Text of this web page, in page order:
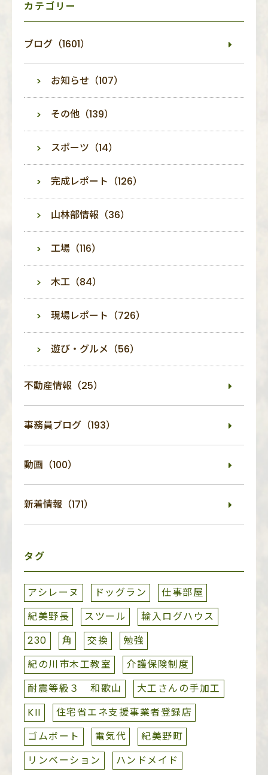
カテゴリー
ブログ（1601）
お知らせ（107）
その他（139）
スポーツ（14）
完成レポート（126）
山林部情報（36）
工場（116）
木工（84）
現場レポート（726）
遊び・グルメ（56）
不動産情報（25）
事務員ブログ（193）
動画（100）
新着情報（171）
タグ
アシレーヌ ドッグラン
仕事部屋
紀美野長
スツール
輸入ログハウス
230
角 交換
勉強
紀の川市木工教室
介護保険制度
耐震等級３ 和歌山
大工さんの手加工
KII
住宅省エネ支援事業者登録店
ゴムボート
電気代
紀美野町
リンベーション
ハンドメイド